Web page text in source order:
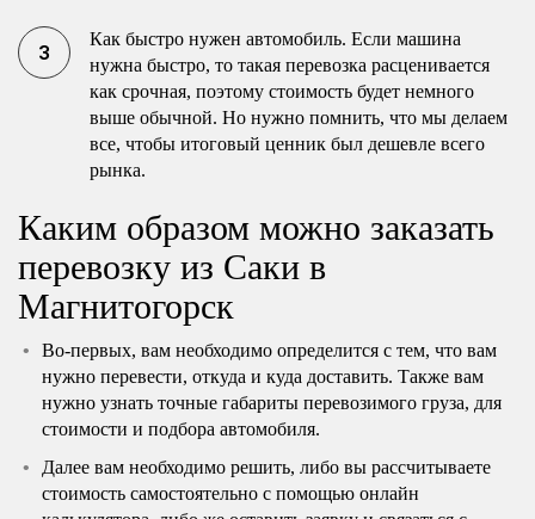
Как быстро нужен автомобиль. Если машина
нужна быстро, то такая перевозка расценивается
как срочная, поэтому стоимость будет немного
выше обычной. Но нужно помнить, что мы делаем
все, чтобы итоговый ценник был дешевле всего
рынка.
Каким образом можно заказать
перевозку из Саки в
Магнитогорск
Во-первых, вам необходимо определится с тем, что вам
нужно перевести, откуда и куда доставить. Также вам
нужно узнать точные габариты перевозимого груза, для
стоимости и подбора автомобиля.
Далее вам необходимо решить, либо вы рассчитываете
стоимость самостоятельно с помощью онлайн